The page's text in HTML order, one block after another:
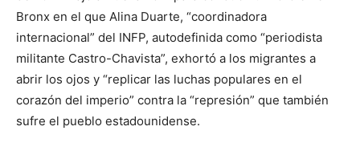
Bronx en el que Alina Duarte, “coordinadora
internacional” del INFP, autodefinida como “periodista
militante Castro-Chavista”, exhortó a los migrantes a
abrir los ojos y “replicar las luchas populares en el
corazón del imperio” contra la “represión” que también
sufre el pueblo estadounidense.